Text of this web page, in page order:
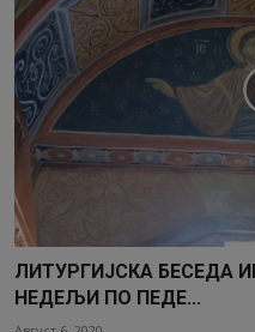
ЛИТУРГИЈСКА БЕСЕДА
НЕДЕЉИ ПО ПЕДЕ...